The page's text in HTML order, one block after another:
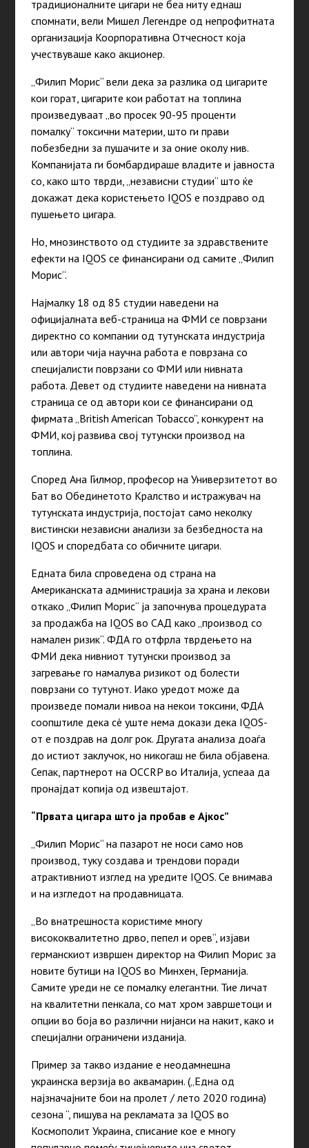
традиционалните цигари не беа ниту еднаш
спомнати, вели Мишел Легендре од непрофитната
организација Коорпоративна Отчесност која
учествуваше како акционер.
„Филип Морис“ вели дека за разлика од цигарите
кои горат, цигарите кои работат на топлина
произведуваат „во просек 90-95 проценти
помалку“ токсични материи, што ги прави
побезбедни за пушачите и за оние околу нив.
Компанијата ги бомбардираше владите и јавноста
со, како што тврди, „независни студии“ што ќе
докажат дека користењето IQOS е поздраво од
пушењето цигара.
Но, мнозинството од студиите за здравствените
ефекти на IQOS се финансирани од самите „Филип
Морис“.
Најмалку 18 од 85 студии наведени на
официјалната веб-страница на ФМИ се поврзани
директно со компании од тутунската индустрија
или автори чија научна работа е поврзана со
специјалисти поврзани со ФМИ или нивната
работа. Девет од студиите наведени на нивната
страница се од автори кои се финансирани од
фирмата „British American Tobacco”, конкурент на
ФМИ, кој развива свој тутунски производ на
топлина.
Според Ана Гилмор, професор на Универзитетот во
Бат во Обединетото Кралство и истражувач на
тутунската индустрија, постојат само неколку
вистински независни анализи за безбедноста на
IQOS и споредбата со обичните цигари.
Едната била спроведена од страна на
Американската администрација за храна и лекови
откако „Филип Морис“ ја започнува процедурата
за продажба на IQOS во САД како „производ со
намален ризик“. ФДА го отфрла тврдењето на
ФМИ дека нивниот тутунски производ за
загревање го намалува ризикот од болести
поврзани со тутунот. Иако уредот може да
произведе помали нивоа на некои токсини, ФДА
соопштиле дека сè уште нема докази дека IQOS-
от е поздрав на долг рок. Другата анализа доаѓа
до истиот заклучок, но никогаш не била објавена.
Сепак, партнерот на OCCRP во Италија, успеаа да
пронајдат копија од извештајот.
“Првата цигара што ја пробав е Ајкос”
„Филип Морис“ на пазарот не носи само нов
производ, туку создава и трендови поради
атрактивниот изглед на уредите IQOS. Се внимава
и на изгледот на продавницата.
„Во внатрешноста користиме многу
висококвалитетно дрво, пепел и орев“, изјави
германскиот извршен директор на Филип Морис за
новите бутици на IQOS во Минхен, Германија.
Самите уреди не се помалку елегантни. Тие личат
на квалитетни пенкала, со мат хром завршетоци и
опции во боја во различни нијанси на накит, како и
специјални ограничени изданија.
Пример за такво издание е неодамнешна
украинска верзија во аквамарин. („Една од
најзначајните бои на пролет / лето 2020 година)
сезона “, пишува на рекламата за IQOS во
Космополит Украина, списание кое е многу